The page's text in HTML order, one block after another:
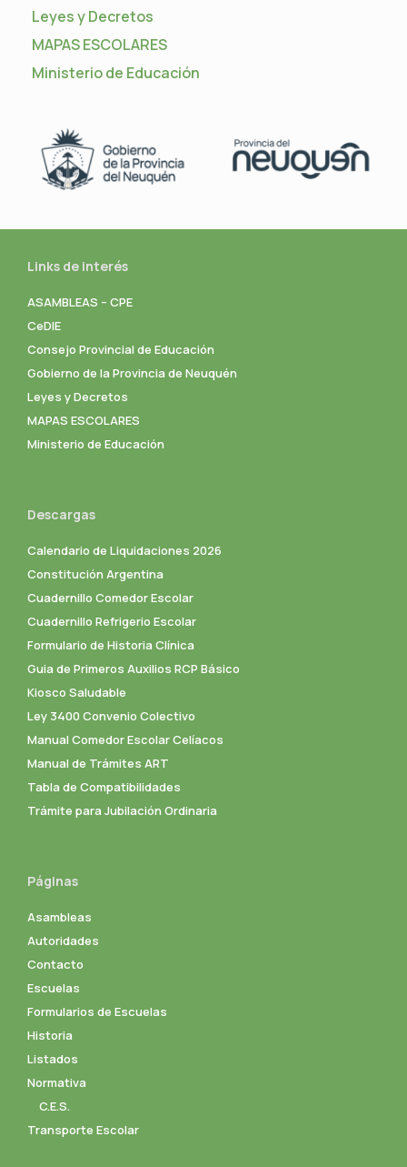
Leyes y Decretos
MAPAS ESCOLARES
Ministerio de Educación
Links de interés
ASAMBLEAS – CPE
CeDIE
Consejo Provincial de Educación
Gobierno de la Provincia de Neuquén
Leyes y Decretos
MAPAS ESCOLARES
Ministerio de Educación
Descargas
Calendario de Liquidaciones 2026
Constitución Argentina
Cuadernillo Comedor Escolar
Cuadernillo Refrigerio Escolar
Formulario de Historia Clínica
Guia de Primeros Auxilios RCP Básico
Kiosco Saludable
Ley 3400 Convenio Colectivo
Manual Comedor Escolar Celíacos
Manual de Trámites ART
Tabla de Compatibilidades
Trámite para Jubilación Ordinaria
Páginas
Asambleas
Autoridades
Contacto
Escuelas
Formularios de Escuelas
Historia
Listados
Normativa
C.E.S.
Transporte Escolar